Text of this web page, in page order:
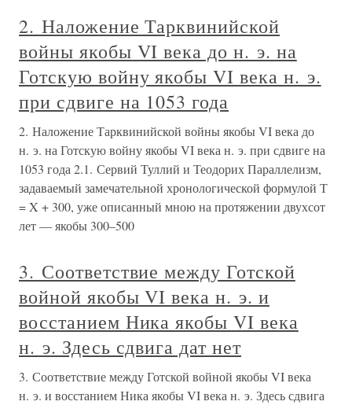
2. Наложение Тарквинийской
войны якобы VI века до н. э. на
Готскую войну якобы VI века н. э.
при сдвиге на 1053 года
2. Наложение Тарквинийской войны якобы VI века до
н. э. на Готскую войну якобы VI века н. э. при сдвиге на
1053 года 2.1. Сервий Туллий и Теодорих Параллелизм,
задаваемый замечательной хронологической формулой Т
= X + 300, уже описанный мною на протяжении двухсот
лет — якобы 300–500
3. Соответствие между Готской
войной якобы VI века н. э. и
восстанием Ника якобы VI века
н. э. Здесь сдвига дат нет
3. Соответствие между Готской войной якобы VI века
н. э. и восстанием Ника якобы VI века н. э. Здесь сдвига